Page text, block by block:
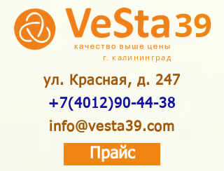
39
г. калининград
ул. Красная, д. 247
+7(4012)90-44-38
info@vesta39.com
Прайс